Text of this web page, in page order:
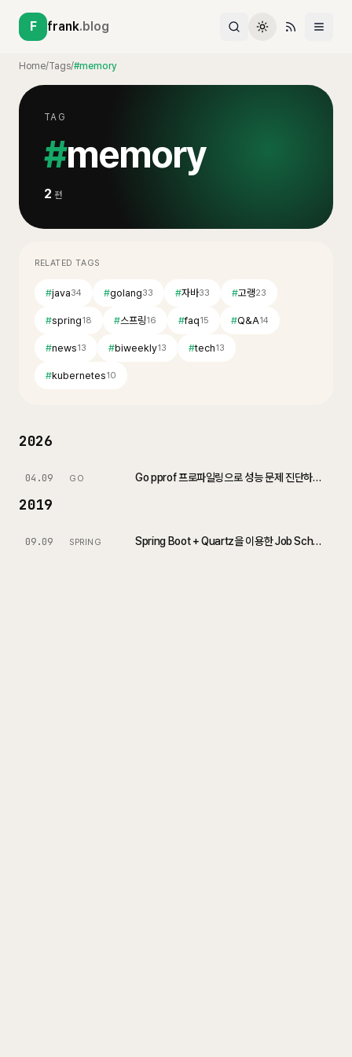
F frank.blog
Home/Tags/#memory
TAG
#memory
2 편
RELATED TAGS
#java34 #golang33 #자바33 #고랭23
#spring18 #스프링16 #faq15 #Q&A14
#news13 #biweekly13 #tech13
#kubernetes10
2026
04.09 GO Go pprof 프로파일링으로 성능 문제 진단하기 (Profiling Go Programs with pprof)
2019
09.09 SPRING Spring Boot + Quartz을 이용한 Job Scheduler 구현 (In-memory)